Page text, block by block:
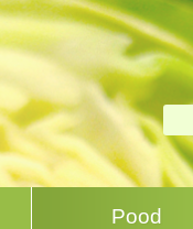
Pood